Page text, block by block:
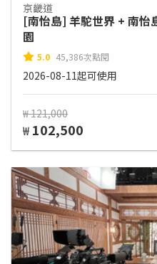
京畿道
[南怡島] 羊駝世界 + 南怡
園
5.0 45,386次點閱
2026-08-11起可使用
₩ 121,000
₩ 102,500